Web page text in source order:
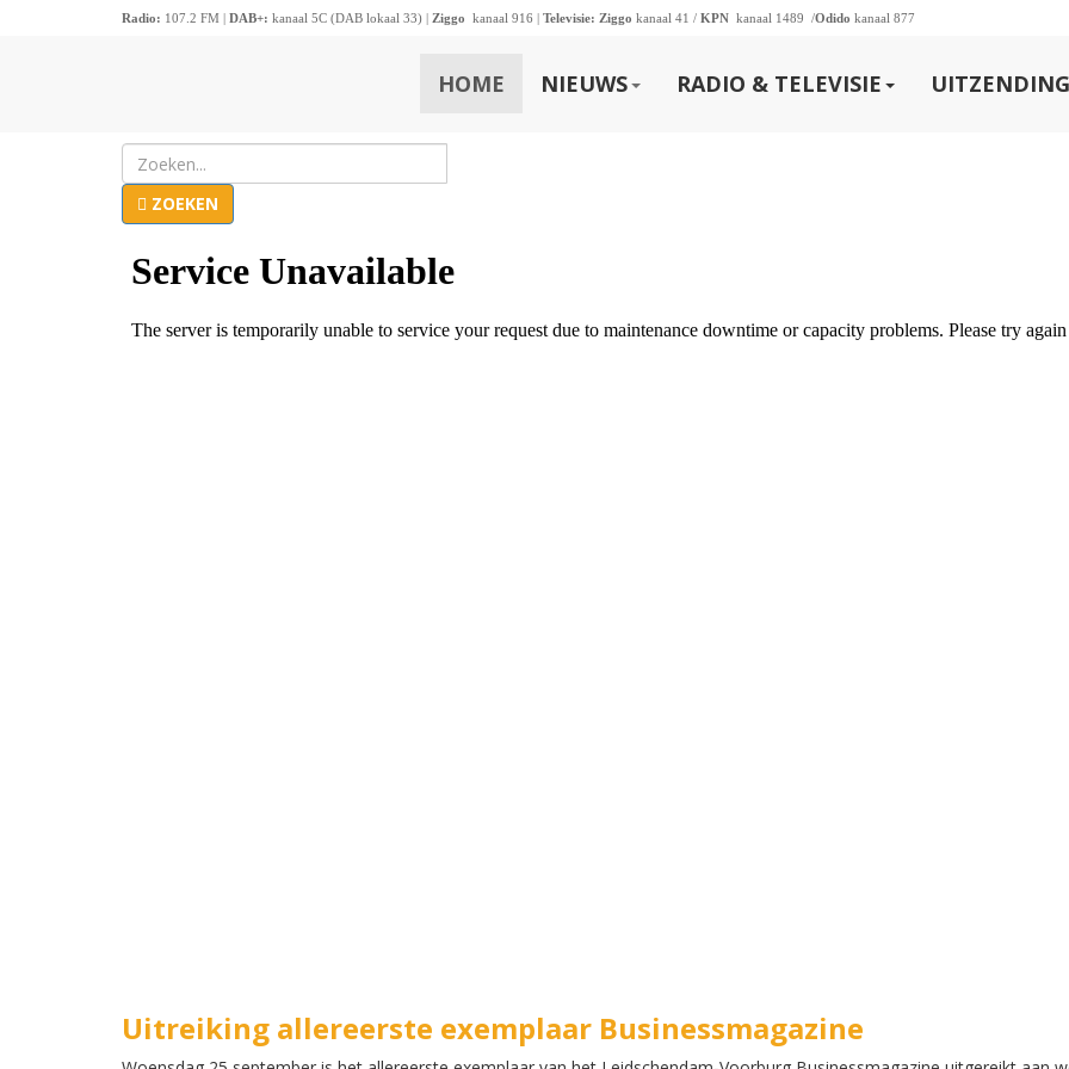
Radio: 107.2 FM | DAB+: kanaal 5C (DAB lokaal 33) | Ziggo kanaal 916 | Televisie: Ziggo kanaal 41 / KPN kanaal 1489 /Odido kanaal 877
HOME NIEUWS RADIO & TELEVISIE
ZOEKEN
Uitreiking allereerste exemplaar Businessmagazine